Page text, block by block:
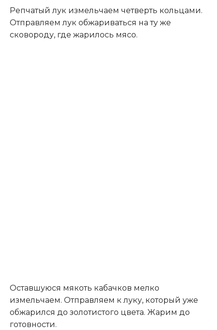
Репчатый лук измельчаем четверть кольцами.
Отправляем лук обжариваться на ту же
сковороду, где жарилось мясо.
Оставшуюся мякоть кабачков мелко
измельчаем. Отправляем к луку, который уже
обжарился до золотистого цвета. Жарим до
готовности.